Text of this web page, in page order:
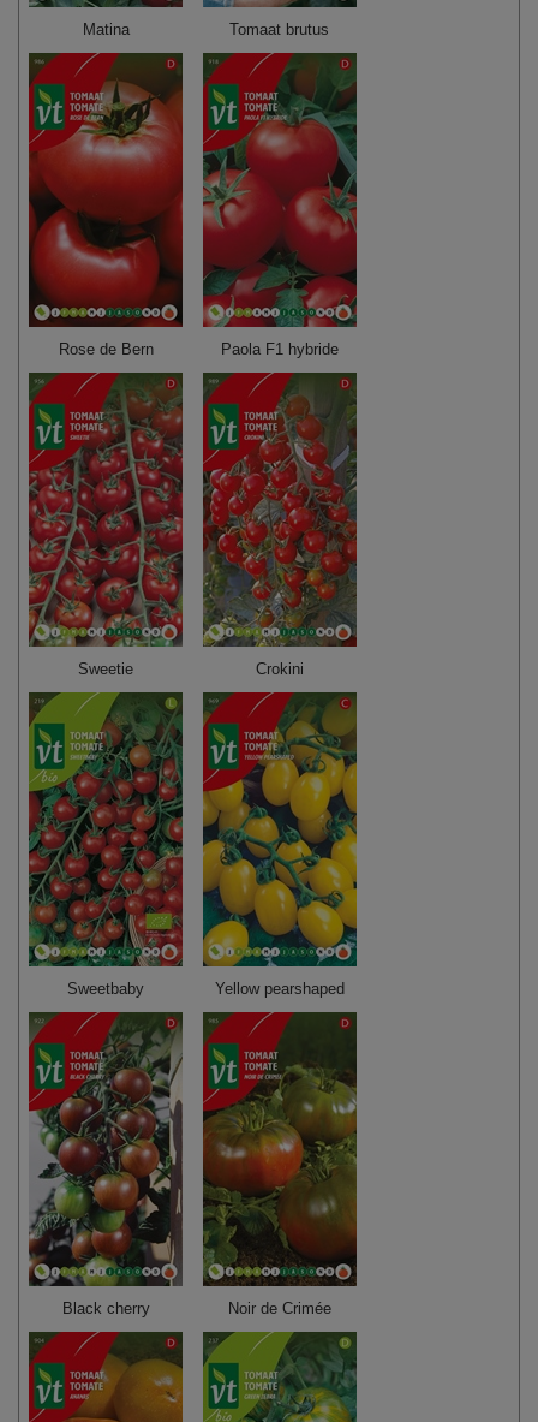
Matina Tomaat brutus
Rose de Bern Paola F1 hybride
Sweetie Crokini
Sweetbaby Yellow pearshaped
Black cherry Noir de Crimée